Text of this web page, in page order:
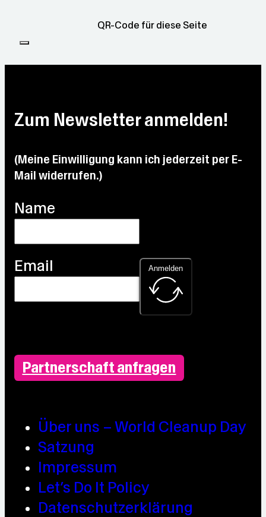
QR-Code für diese Seite
Partnerschaft anfragen
Über uns – World Cleanup Day
Satzung
Impressum
Let’s Do It Policy
Datenschutzerklärung
Zum Newsletter anmelden!
(Meine Einwilligung kann ich jederzeit per E-
Mail widerrufen.)
Name
Email Anmelden